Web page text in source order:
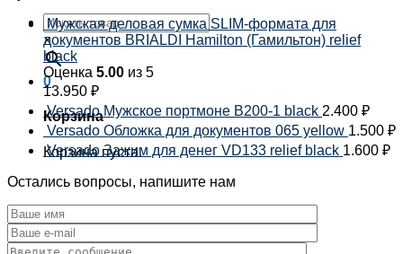
×
0
Корзина
Корзина пуста.
Мужская деловая сумка SLIM-формата для
документов BRIALDI Hamilton (Гамильтон) relief
black
Оценка 5.00 из 5
13.950 ₽
Versado Мужское портмоне B200-1 black 2.400 ₽
Versado Обложка для документов 065 yellow 1.500 ₽
Versado Зажим для денег VD133 relief black 1.600 ₽
Остались вопросы, напишите нам